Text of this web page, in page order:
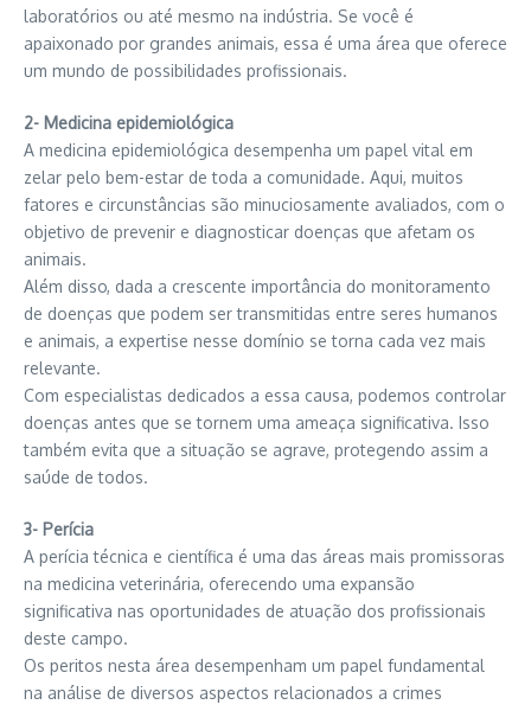
laboratórios ou até mesmo na indústria. Se você é
apaixonado por grandes animais, essa é uma área que oferece
um mundo de possibilidades profissionais.
2- Medicina epidemiológica
A medicina epidemiológica desempenha um papel vital em
zelar pelo bem-estar de toda a comunidade. Aqui, muitos
fatores e circunstâncias são minuciosamente avaliados, com o
objetivo de prevenir e diagnosticar doenças que afetam os
animais.
Além disso, dada a crescente importância do monitoramento
de doenças que podem ser transmitidas entre seres humanos
e animais, a expertise nesse domínio se torna cada vez mais
relevante.
Com especialistas dedicados a essa causa, podemos controlar
doenças antes que se tornem uma ameaça significativa. Isso
também evita que a situação se agrave, protegendo assim a
saúde de todos.
3- Perícia
A perícia técnica e científica é uma das áreas mais promissoras
na medicina veterinária, oferecendo uma expansão
significativa nas oportunidades de atuação dos profissionais
deste campo.
Os peritos nesta área desempenham um papel fundamental
na análise de diversos aspectos relacionados a crimes